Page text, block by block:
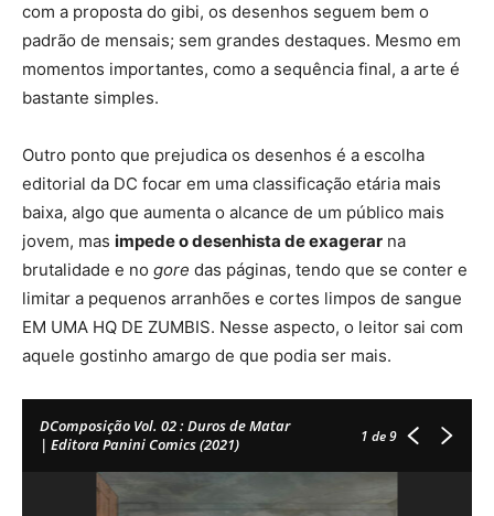
com a proposta do gibi, os desenhos seguem bem o
padrão de mensais; sem grandes destaques. Mesmo em
momentos importantes, como a sequência final, a arte é
bastante simples.
Outro ponto que prejudica os desenhos é a escolha
editorial da DC focar em uma classificação etária mais
baixa, algo que aumenta o alcance de um público mais
jovem, mas impede o desenhista de exagerar na
brutalidade e no gore das páginas, tendo que se conter e
limitar a pequenos arranhões e cortes limpos de sangue
EM UMA HQ DE ZUMBIS. Nesse aspecto, o leitor sai com
aquele gostinho amargo de que podia ser mais.
DComposição Vol. 02 : Duros de Matar
| Editora Panini Comics (2021)
1 de 9